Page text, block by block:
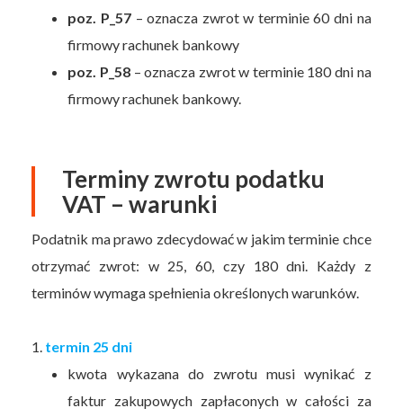
poz. P_57 – oznacza zwrot w terminie 60 dni na
firmowy rachunek bankowy
poz. P_58 – oznacza zwrot w terminie 180 dni na
firmowy rachunek bankowy.
Terminy zwrotu podatku
VAT – warunki
Podatnik ma prawo zdecydować w jakim terminie chce
otrzymać zwrot: w 25, 60, czy 180 dni. Każdy z
terminów wymaga spełnienia określonych warunków.
1. termin 25 dni
kwota wykazana do zwrotu musi wynikać z
faktur zakupowych zapłaconych w całości za